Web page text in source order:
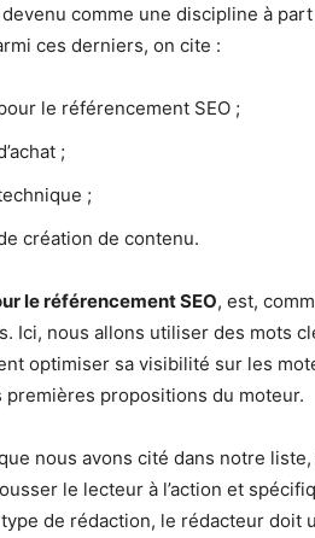
comme une discipline à
ces derniers, on cite :
le référencement SEO ;
;
;
création de contenu.
le référencement SEO, est,
Ici, nous allons utiliser des mots
optimiser sa visibilité sur les
premières propositions du moteur.
nous avons cité dans notre
le lecteur à l’action et
de rédaction, le rédacteur